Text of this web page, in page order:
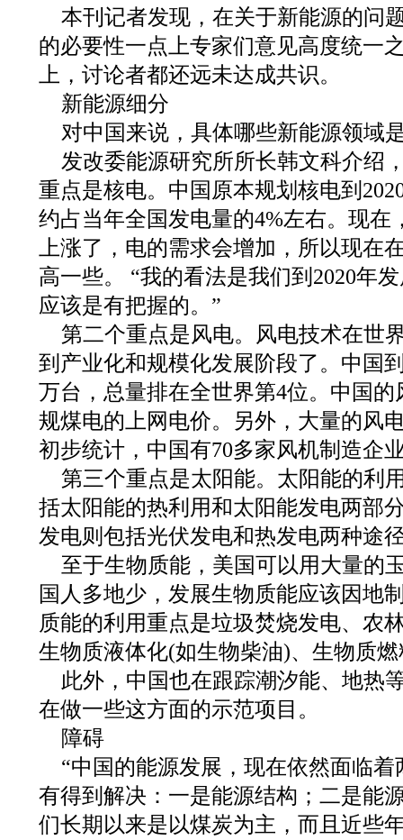
本刊记者发现，在关于新能源的问
的必要性一点上专家们意见高度统一
上，讨论者都还远未达成共识。
新能源细分
对中国来说，具体哪些新能源领域
发改委能源研究所所长韩文科介绍
重点是核电。中国原本规划核电到
约占当年全国发电量的4%左右。现在
上涨了，电的需求会增加，所以现在
高一些。 “我的看法是我们到2020年
应该是有把握的。”
第二个重点是风电。风电技术在世
到产业化和规模化发展阶段了。中国
万台，总量排在全世界第4位。中国
规煤电的上网电价。另外，大量的风
初步统计，中国有70多家风机制造企
第三个重点是太阳能。太阳能的利
括太阳能的热利用和太阳能发电两部
发电则包括光伏发电和热发电两种途
至于生物质能，美国可以用大量的
国人多地少，发展生物质能应该因地
质能的利用重点是垃圾焚烧发电、农
生物质液体化(如生物柴油)、生物质
此外，中国也在跟踪潮汐能、地热
在做一些这方面的示范项目。
障碍
“中国的能源发展，现在依然面临
有得到解决：一是能源结构；二是能
们长期以来是以煤炭为主，而且近些